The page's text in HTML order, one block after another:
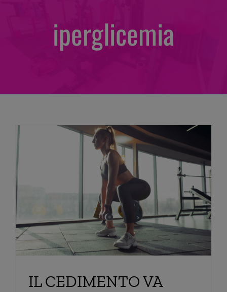
iperglicemia
IL CEDIMENTO VA